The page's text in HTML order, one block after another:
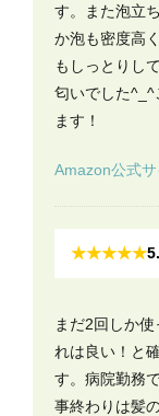
す。また泡立
か泡も密度高
もしっとりし
匂いでした^_^
ます！
Amazon公式
★★★★★
まだ2回しか
れは良い！と
す。病院勤務
事終わりは髪